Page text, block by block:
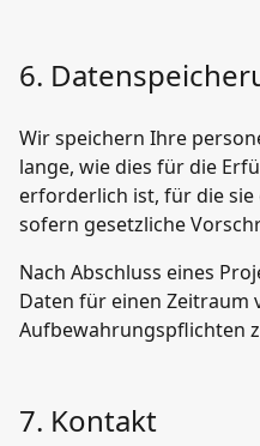
6.
Wir speichern Ihre
lange, wie dies für die
erforderlich ist, für die
sofern gesetzliche
Nach Abschluss eines
Daten für einen Zeitraum
Aufbewahrungspflichten
7. Kontakt